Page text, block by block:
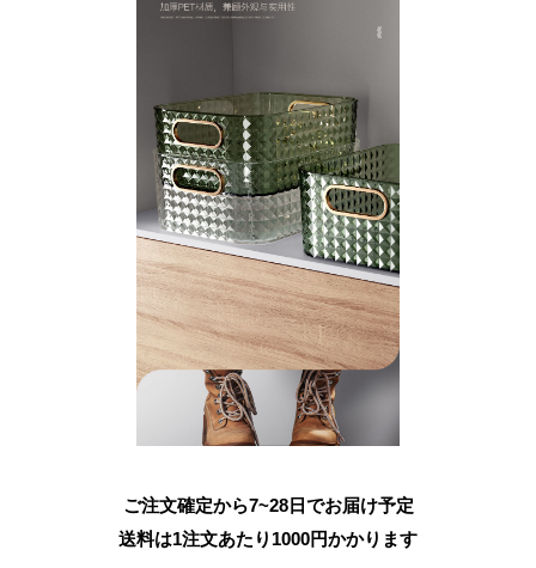
ご注文確定から7~28日でお届け予定
送料は1注文あたり 1000円かかります